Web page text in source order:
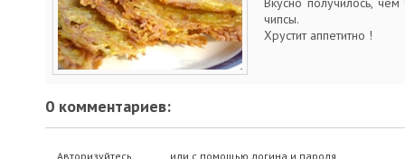
чипсы.
Хрустит аппетитно !
0 комментариев:
Авторизуйтесь или с помощью логина и пароля